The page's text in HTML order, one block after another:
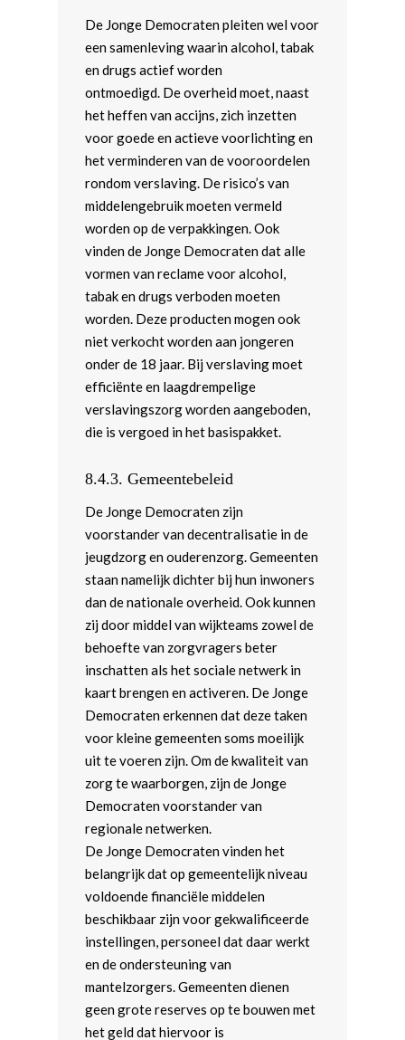
De Jonge Democraten pleiten wel voor
een samenleving waarin alcohol, tabak
en drugs actief worden
ontmoedigd. De overheid moet, naast
het heffen van accijns, zich inzetten
voor goede en actieve voorlichting en
het verminderen van de vooroordelen
rondom verslaving. De risico’s van
middelengebruik moeten vermeld
worden op de verpakkingen. Ook
vinden de Jonge Democraten dat alle
vormen van reclame voor alcohol,
tabak en drugs verboden moeten
worden. Deze producten mogen ook
niet verkocht worden aan jongeren
onder de 18 jaar. Bij verslaving moet
efficiënte en laagdrempelige
verslavingszorg worden aangeboden,
die is vergoed in het basispakket.
8.4.3.Gemeentebeleid
De Jonge Democraten zijn
voorstander van decentralisatie in de
jeugdzorg en ouderenzorg. Gemeenten
staan namelijk dichter bij hun inwoners
dan de nationale overheid. Ook kunnen
zij door middel van wijkteams zowel de
behoefte van zorgvragers beter
inschatten als het sociale netwerk in
kaart brengen en activeren. De Jonge
Democraten erkennen dat deze taken
voor kleine gemeenten soms moeilijk
uit te voeren zijn. Om de kwaliteit van
zorg te waarborgen, zijn de Jonge
Democraten voorstander van
regionale netwerken.
De Jonge Democraten vinden het
belangrijk dat op gemeentelijk niveau
voldoende financiële middelen
beschikbaar zijn voor gekwalificeerde
instellingen, personeel dat daar werkt
en de ondersteuning van
mantelzorgers. Gemeenten dienen
geen grote reserves op te bouwen met
het geld dat hiervoor is